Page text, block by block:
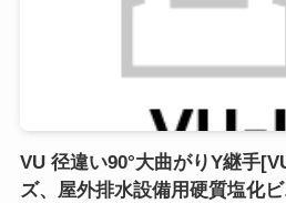
VU 径違い90°大曲がりY継手
ズ、屋外排水設備用硬質塩化